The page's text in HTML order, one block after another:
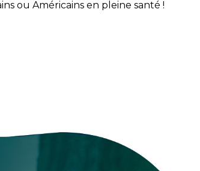
ou Américains en pleine santé !